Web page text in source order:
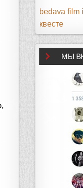
bedava film
квесте
МЫ